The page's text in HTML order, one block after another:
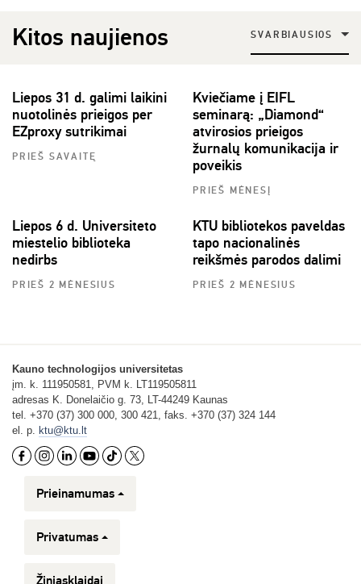
Kitos naujienos SVARBIAUSIOS
Liepos 31 d. galimi laikini
nuotolinės prieigos per
EZproxy sutrikimai
PRIEŠ SAVAITĘ
Kviečiame į EIFL
seminarą: „Diamond“
atvirosios prieigos
žurnalų komunikacija ir
poveikis
PRIEŠ MĖNESĮ
Liepos 6 d. Universiteto
miestelio biblioteka
nedirbs
PRIEŠ 2 MĖNESIUS
KTU bibliotekos paveldas
tapo nacionalinės
reikšmės parodos dalimi
PRIEŠ 2 MĖNESIUS
Kauno technologijos universitetas
įm. k. 111950581, PVM k. LT119505811
adresas K. Donelaičio g. 73, LT-44249 Kaunas
tel. +370 (37) 300 000, 300 421, faks. +370 (37) 324 144
el. p.
ktu@ktu.lt
Prieinamumas
Privatumas
Žiniasklaidai